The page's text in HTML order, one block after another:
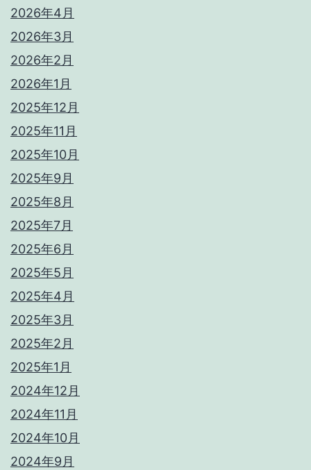
2026年4月
2026年3月
2026年2月
2026年1月
2025年12月
2025年11月
2025年10月
2025年9月
2025年8月
2025年7月
2025年6月
2025年5月
2025年4月
2025年3月
2025年2月
2025年1月
2024年12月
2024年11月
2024年10月
2024年9月